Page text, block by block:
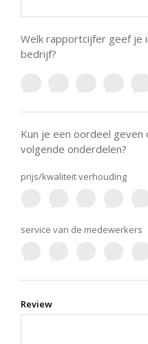
Welk rapportcijfer geef je
bedrijf?
Kun je een oordeel geven
volgende onderdelen?
prijs/kwaliteit verhouding
service van de medewerkers
Review